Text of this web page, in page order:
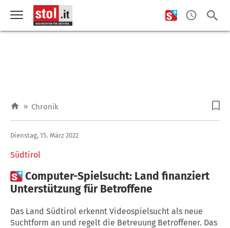
» Chronik
Südtirol
Dienstag, 15. März 2022
Computer-Spielsucht: Land finanziert
Unterstützung für Betroffene
Das Land Südtirol erkennt Videospielsucht als neue
Suchtform an und regelt die Betreuung Betroffener. Das